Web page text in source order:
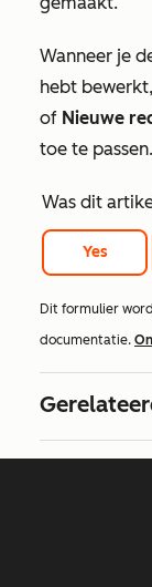
Wanneer je
hebt
of Nieuwe
toe te passen.
Was dit
Yes
Dit formulier
documentatie.